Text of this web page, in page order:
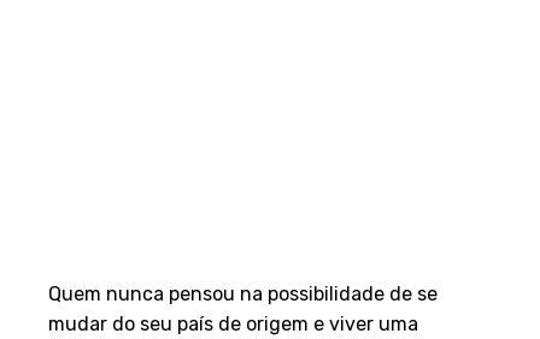
Quem nunca pensou na possibilidade de se
mudar do seu país de origem e viver uma